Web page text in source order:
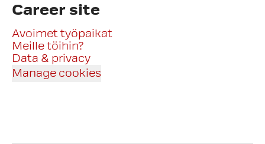
Career site
Avoimet työpaikat
Meille töihin?
Data & privacy
Manage cookies